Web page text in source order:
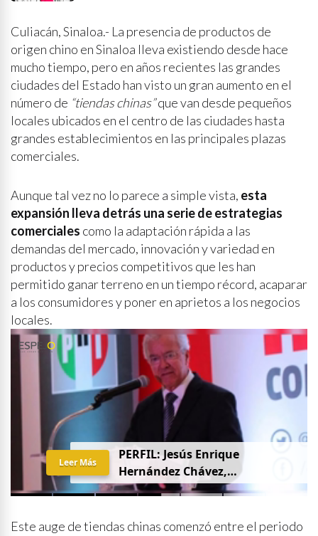
Culiacán, Sinaloa.- La presencia de productos de
origen chino en Sinaloa lleva existiendo desde hace
mucho tiempo, pero en años recientes las grandes
ciudades del Estado han visto un gran aumento en el
número de “tiendas chinas”que van desde pequeños
locales ubicados en el centro de las ciudades hasta
grandes establecimientos en las principales plazas
comerciales.
Aunque tal vez no lo parece a simple vista, esta
expansión lleva detrás una serie de estrategias
comerciales como la adaptación rápida a las
demandas del mercado, innovación y variedad en
productos y precios competitivos que les han
permitido ganar terreno en un tiempo récord, acaparar
a los consumidores y poner en aprietos a los negocios
locales.
PERFIL: Jesús Enrique
Hernández Chávez,
“Chuquiqui”
Leer Más
Este auge de tiendas chinas comenzó entre el periodo